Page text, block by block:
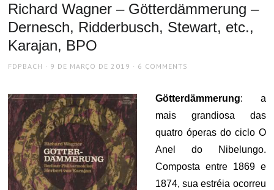
Richard Wagner – Götterdämmerung –
Dernesch, Ridderbusch, Stewart, etc.,
Karajan, BPO
AUTHOR
FDPBACH
POSTED
9 DE MARÇO DE 2019 6 COMMENTS
Götterdämmerung: a
mais grandiosa das
quatro óperas do ciclo O
Anel do Nibelungo.
Composta entre 1869 e
1874, sua estréia ocorreu